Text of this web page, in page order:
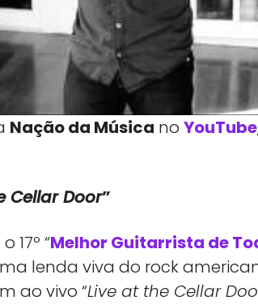
Nação da Música no YouTube
Cellar Door”
17º “Melhor Guitarrista de
lenda viva do rock
ao vivo “Live at the Cellar